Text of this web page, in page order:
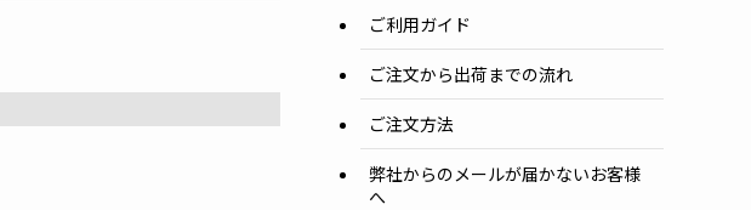
ご利用ガイド
ご注文から出荷までの流れ
ご注文方法
弊社からのメールが届かないお客様
へ